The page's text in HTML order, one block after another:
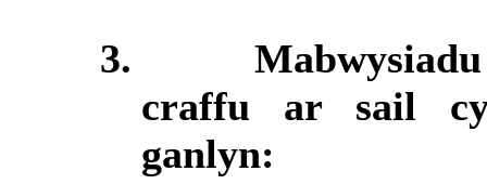
3.
craffu ar sail
ganlyn: